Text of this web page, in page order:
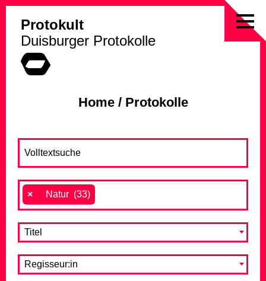
to
Protokult
Duisburger Protokolle
Home/ Protokolle
× Natur (33)
Titel
Regisseur:in